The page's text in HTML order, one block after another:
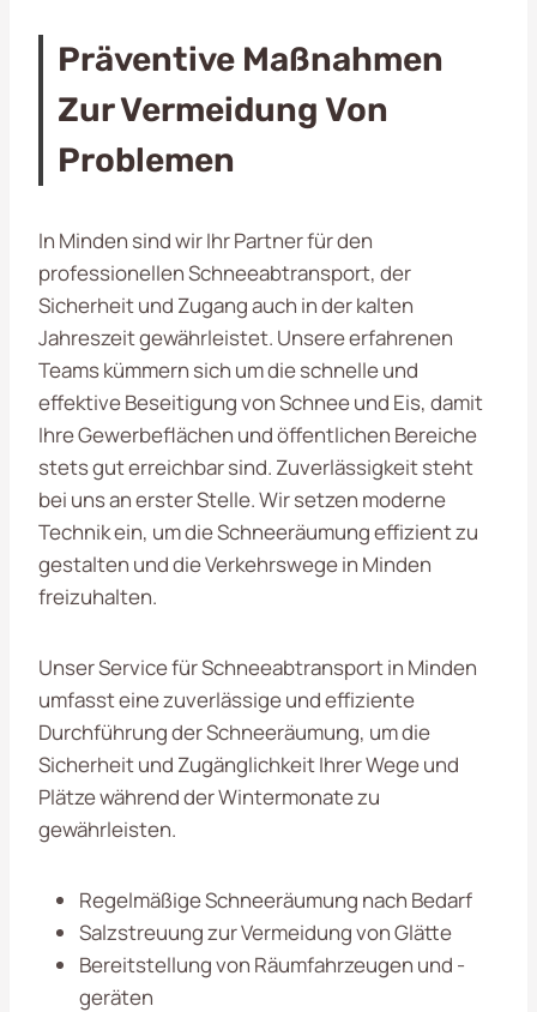
Präventive Maßnahmen
Zur Vermeidung Von
Problemen
In Minden sind wir Ihr Partner für den
professionellen Schneeabtransport, der
Sicherheit und Zugang auch in der kalten
Jahreszeit gewährleistet. Unsere erfahrenen
Teams kümmern sich um die schnelle und
effektive Beseitigung von Schnee und Eis, damit
Ihre Gewerbeflächen und öffentlichen Bereiche
stets gut erreichbar sind. Zuverlässigkeit steht
bei uns an erster Stelle. Wir setzen moderne
Technik ein, um die Schneeräumung effizient zu
gestalten und die Verkehrswege in Minden
freizuhalten.
Unser Service für Schneeabtransport in Minden
umfasst eine zuverlässige und effiziente
Durchführung der Schneeräumung, um die
Sicherheit und Zugänglichkeit Ihrer Wege und
Plätze während der Wintermonate zu
gewährleisten.
Regelmäßige Schneeräumung nach Bedarf
Salzstreuung zur Vermeidung von Glätte
Bereitstellung von Räumfahrzeugen und -
geräten